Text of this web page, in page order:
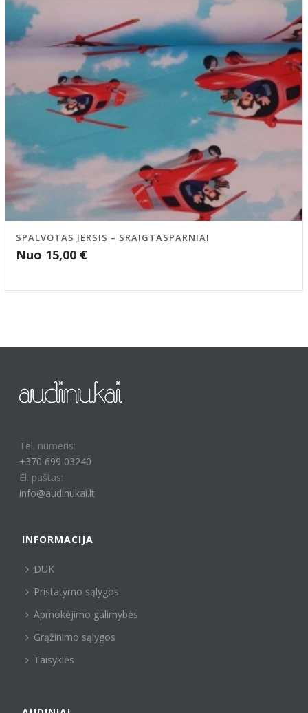
SPALVOTAS JERSIS – SRAIGTASPARNIAI
Nuo 15,00 €
Tel. numeris:
+370 699 03240
El. paštas:
info@audinukai.lt
INFORMACIJA
DUK
Pristatymo sąlygos
Apmokėjimo galimybės
Grąžinimo sąlygos
Taisyklės